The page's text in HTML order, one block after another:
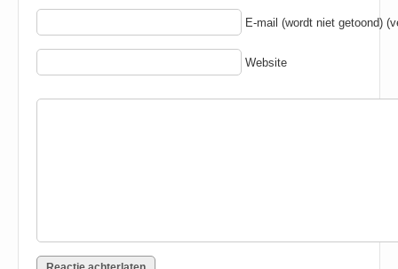
E-mail (wordt niet getoond)
Website